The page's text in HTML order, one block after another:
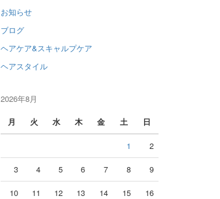
お知らせ
ブログ
ヘアケア&スキャルプケア
ヘアスタイル
2026年8月
月
火 水 木 金 土 日
1 2
3 4 5 6 7 8 9
10 11 12 13 14 15 16